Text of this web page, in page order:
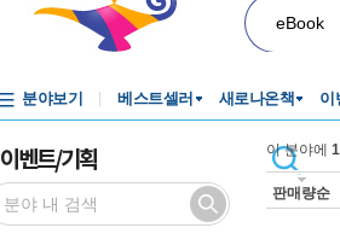
eBook
분야보기 베스트셀러 새로나온책 이
이벤트/기획 이 분야에
판매량순